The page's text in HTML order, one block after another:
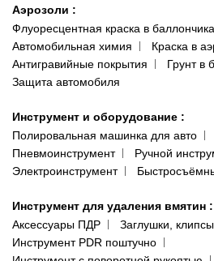
Аэрозоли :
Флуоресцентная краска в
Автомобильная химия
Краска в
Антигравийные покрытия
Грунт в
Защита автомобиля
Инструмент и оборудование :
Полировальная машинка для авто
Пневмоинструмент
Ручной
Электроинструмент
Инструмент для удаления вмятин :
Аксессуары ПДР
Заглушки,
Инструмент PDR поштучно